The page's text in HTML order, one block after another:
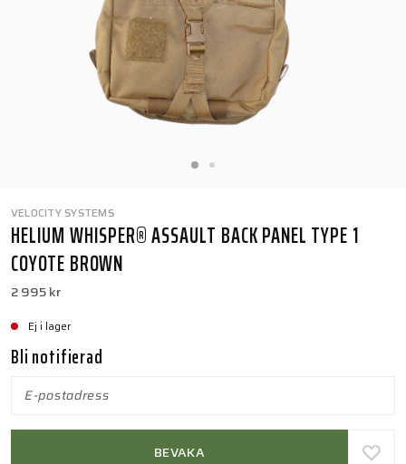
VELOCITY SYSTEMS
HELIUM WHISPER® ASSAULT BACK PANEL TYPE 1
COYOTE BROWN
2 995 kr
Ej i lager
Bli notifierad
BEVAKA